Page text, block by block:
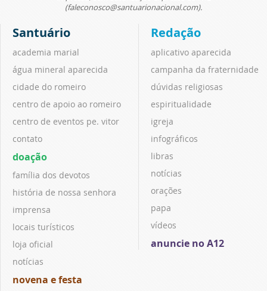
(faleconosco@santuarionacional.com).
Santuário
academia marial
água mineral aparecida
cidade do romeiro
centro de apoio ao romeiro
centro de eventos pe. vitor
contato
doação
família dos devotos
história de nossa senhora
imprensa
locais turísticos
loja oficial
notícias
novena e festa
Redação
aplicativo aparecida
campanha da fraternidade
dúvidas religiosas
espiritualidade
igreja
infográficos
libras
notícias
orações
papa
vídeos
anuncie no A12